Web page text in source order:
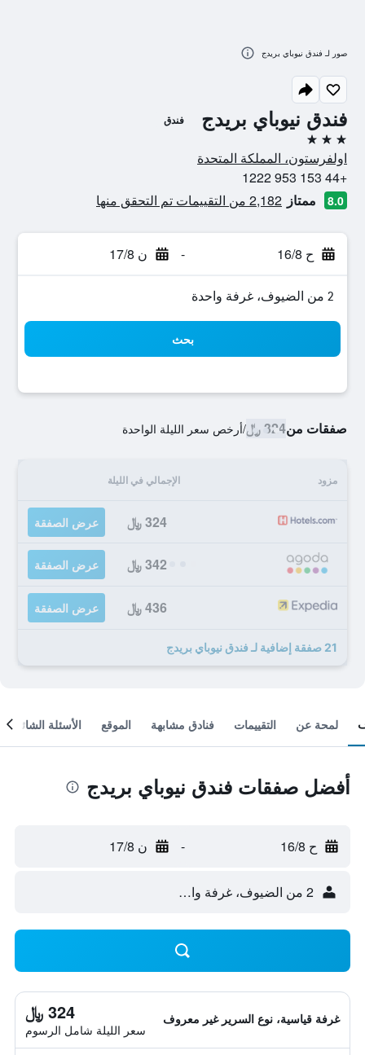
فندق نيوباي بريدج فندق
3 نجوم
اولفرستون، المملكة المتحدة
+44 153 953 1222
8.0 ممتاز 2,182 من التقييمات تم التحقق منها
ح 16/8 - ن 17/8
2 من الضيوف، غرفة واحدة
بحث
صفقات من324 ﷼ /أرخص سعر الليلة الواحدة
مزود الإجمالي في الليلة
324 ﷼ عرض الصفقة
342 ﷼ عرض الصفقة
436 ﷼ عرض الصفقة
21 صفقة إضافية لـ فندق نيوباي بريدج
صور لـ فندق نيوباي بريدج
لمحة عن التقييمات فنادق مشابهة الموقع الأسئلة الشائعة
أفضل صفقات فندق نيوباي بريدج
ح 16/8 - ن 17/8
2 من الضيوف، غرفة واحدة
غرفة قياسية، نوع السرير غير معروف 324 ﷼
سعر الليلة شامل الرسوم